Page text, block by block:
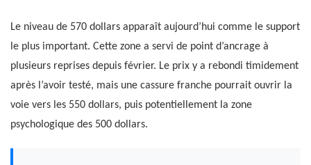
Le niveau de 570 dollars apparaît aujourd’hui comme le support
le plus important. Cette zone a servi de point d’ancrage à
plusieurs reprises depuis février. Le prix y a rebondi timidement
après l’avoir testé, mais une cassure franche pourrait ouvrir la
voie vers les 550 dollars, puis potentiellement la zone
psychologique des 500 dollars.